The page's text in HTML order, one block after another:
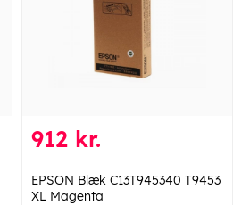
912 kr.
EPSON Blæk C13T945340 T9453
XL Magenta